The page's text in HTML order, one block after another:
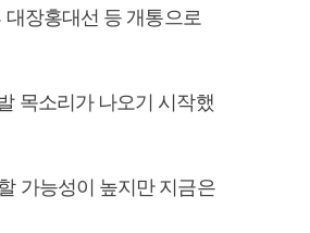
장홍대선 등 개통으로
목소리가 나오기 시작했
가능성이 높지만 지금은